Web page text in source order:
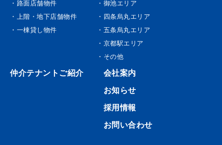
・路面店舗物件
・上階・地下店舗物件
・一棟貸し物件
・御池エリア
・四条烏丸エリア
・五条烏丸エリア
・京都駅エリア
・その他
仲介テナントご紹介
会社案内
お知らせ
採用情報
お問い合わせ